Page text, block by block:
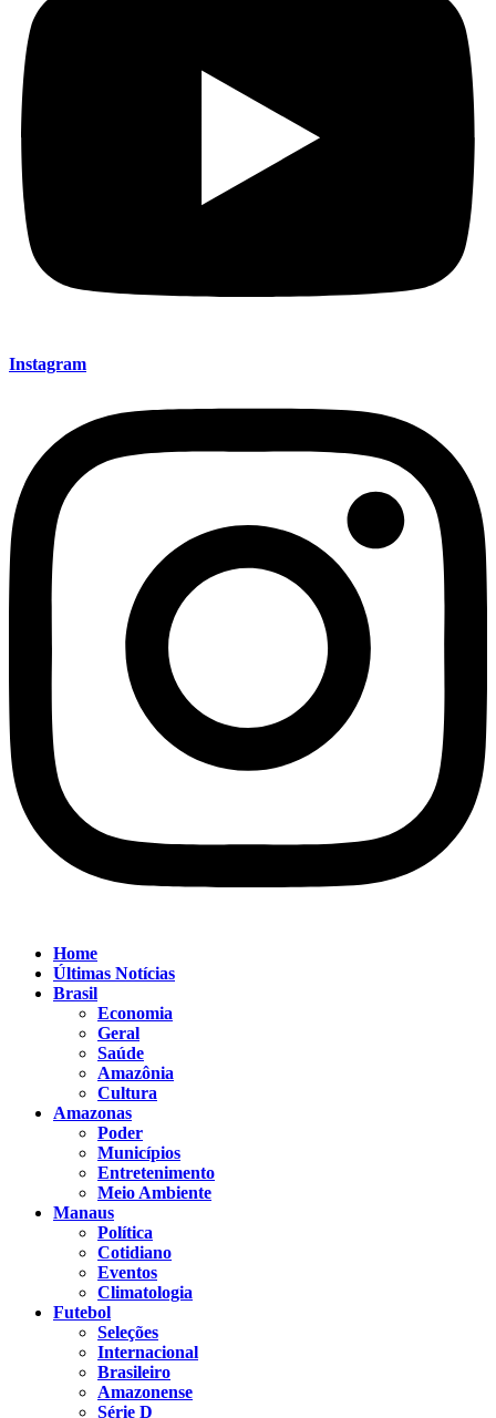
Instagram
Home
Últimas Notícias
Brasil
Economia
Geral
Saúde
Amazônia
Cultura
Amazonas
Poder
Municípios
Entretenimento
Meio Ambiente
Manaus
Política
Cotidiano
Eventos
Climatologia
Futebol
Seleções
Internacional
Brasileiro
Amazonense
Série D